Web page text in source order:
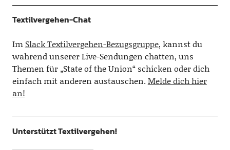
Textilvergehen-Chat
Im Slack Textilvergehen-Bezugsgruppe, kannst du
während unserer Live-Sendungen chatten, uns
Themen für „State of the Union“ schicken oder dich
einfach mit anderen austauschen.Melde dich hier
an!
Unterstützt Textilvergehen!